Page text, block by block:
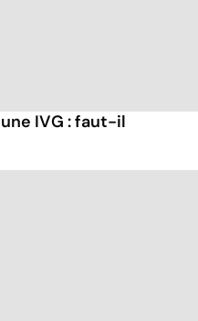
IVG : faut-il